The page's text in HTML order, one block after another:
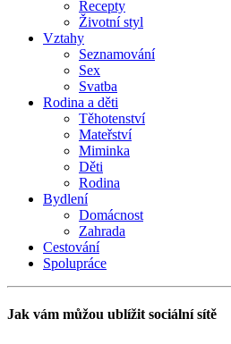
Recepty
Životní styl
Vztahy
Seznamování
Sex
Svatba
Rodina a děti
Těhotenství
Mateřství
Miminka
Děti
Rodina
Bydlení
Domácnost
Zahrada
Cestování
Spolupráce
Jak vám můžou ublížit sociální sítě